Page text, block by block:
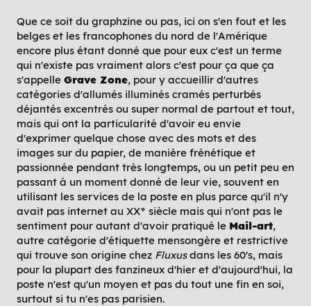
Que ce soit du graphzine ou pas, ici on s'en fout et les
belges et les francophones du nord de l'Amérique
encore plus étant donné que pour eux c'est un terme
qui n'existe pas vraiment alors c'est pour ça que ça
s'appelle Grave Zone, pour y accueillir d'autres
catégories d'allumés illuminés cramés perturbés
déjantés excentrés ou super normal de partout et tout,
mais qui ont la particularité d'avoir eu envie
d'exprimer quelque chose avec des mots et des
images sur du papier, de manière frénétique et
passionnée pendant très longtemps, ou un petit peu en
passant à un moment donné de leur vie, souvent en
utilisant les services de la poste en plus parce qu'il n'y
avait pas internet au XX° siècle mais qui n'ont pas le
sentiment pour autant d'avoir pratiqué le Mail-art,
autre catégorie d'étiquette mensongère et restrictive
qui trouve son origine chez Fluxusdans les 60's, mais
pour la plupart des fanzineux d'hier et d'aujourd'hui, la
poste n'est qu'un moyen et pas du tout une fin en soi,
surtout si tu n'es pas parisien.